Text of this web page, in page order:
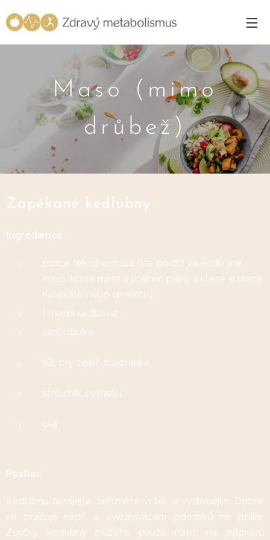
Maso (mimo
drůbež)
Zapékané kedlubny
Ingredience:
porce telecího masa (lze použít jakékoliv jiné
maso, které máte v jídelním plánu a které si doma
nasekáte nebo umelete)
1 mladá kedlubna
jarní cibulka
sůl, bílý pepř, majoránka
stroužek česneku
olej
Postup:
Kedlubnu okrájejte, seřízněte vršek a vydlabejte. Dobře
se pracuje např. s vykrajovačem jaderníků na jablka.
Zbytky kedlubny můžete použít např. na přípravu